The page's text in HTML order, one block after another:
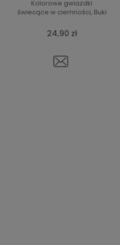
Kolorowe gwiazdki
świecące w ciemności, Buki
24,90 zł